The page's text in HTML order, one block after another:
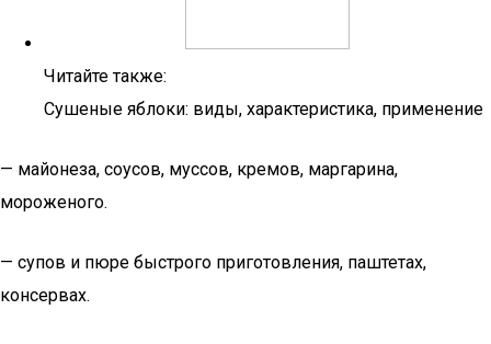
Читайте также:
Сушеные яблоки: виды, характеристика, применение
— майонеза, соусов, муссов, кремов, маргарина,
мороженого.
— супов и пюре быстрого приготовления, паштетах,
консервах.